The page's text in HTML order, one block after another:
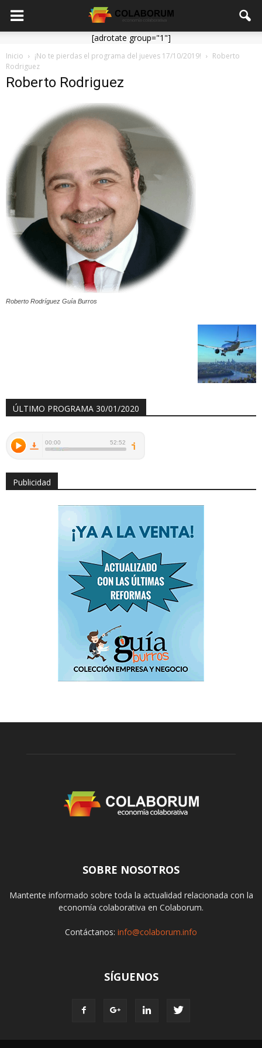
[adrotate group="1"]
Inicio ¡No te pierdas el programa del jueves 17/10/2019!
Roberto
Rodriguez
Roberto Rodriguez
Roberto Rodríguez Guía Burros
ÚLTIMO PROGRAMA 30/01/2020
Publicidad
SOBRE NOSOTROS
Mantente informado sobre toda la actualidad relacionada con la
economía colaborativa en Colaborum.
Contáctanos: info@colaborum.info
SÍGUENOS